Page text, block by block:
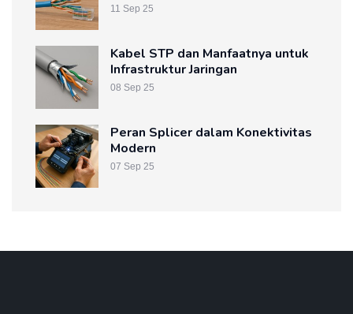
11 Sep 25
Kabel STP dan Manfaatnya untuk
Infrastruktur Jaringan
08 Sep 25
Peran Splicer dalam Konektivitas
Modern
07 Sep 25